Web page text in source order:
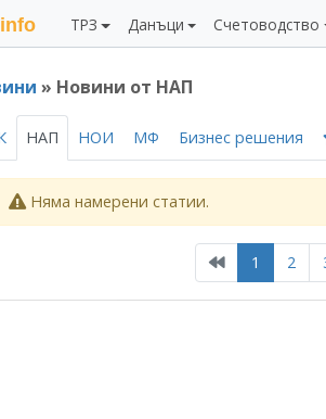
ТРЗ Данъци Счетоводство
» Новини от НАП
НАП НОИ МФ Бизнес решения
Няма намерени статии.
1 2